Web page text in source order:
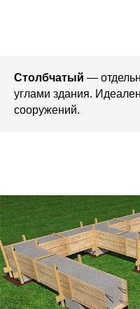
Столбчатый —
углами здания.
сооружений.